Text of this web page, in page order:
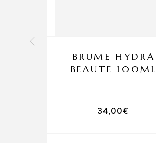
BRUME HYDRA
BEAUTE 100ML
34,00€